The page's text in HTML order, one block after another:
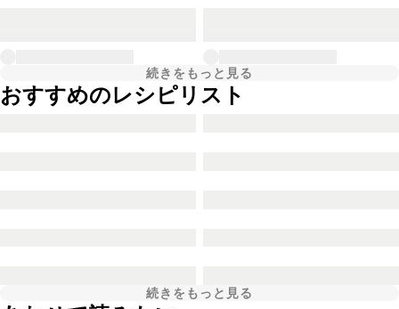
続きをもっと見る
おすすめのレシピリスト
続きをもっと見る